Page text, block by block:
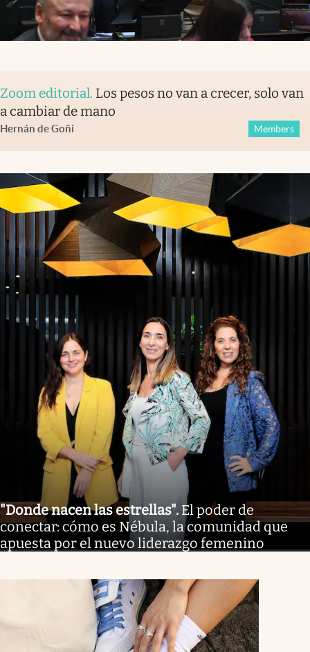
Zoom editorial. Los pesos no van a crecer, solo van
a cambiar de mano
Hernán de Goñi Members
"Donde nacen las estrellas". El poder de
conectar: cómo es Nébula, la comunidad que
apuesta por el nuevo liderazgo femenino